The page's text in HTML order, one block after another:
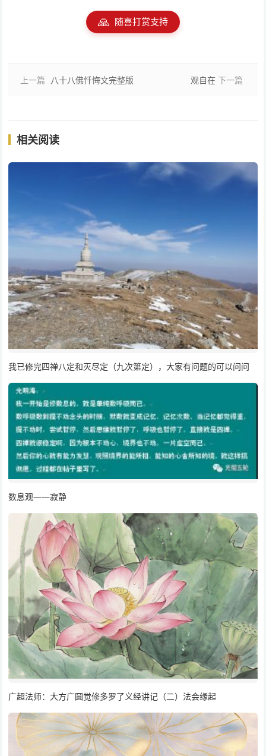
🙏 随喜打赏支持
上一篇 八十八佛忏悔文完整版 观自在 下一篇
相关阅读
我已修完四禅八定和灭尽定（九次第定），大家有问题的可以问问
数息观——寂静
广超法师：大方广圆觉修多罗了义经讲记（二）法会缘起